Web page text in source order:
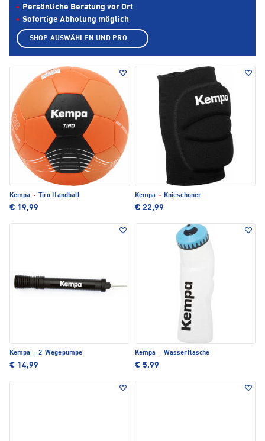
Kempa · Tiro Handball
€ 19,99
Kempa · Knieschoner
€ 22,99
Kempa · 2-Wegepumpe
€ 14,99
Kempa · Wasserflasche
€ 5,99
Persönliche Beratung vor Ort
Sofortige Abholung möglich
SHOP AUSWÄHLEN UND PRODUKTE ANZEIGEN